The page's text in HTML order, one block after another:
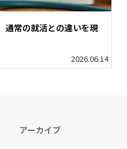
通常の就活との違いを現
2026.06.14
アーカイブ